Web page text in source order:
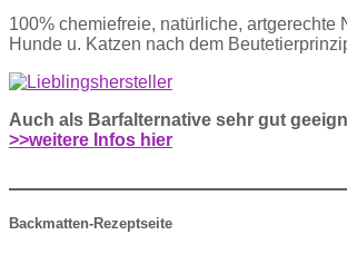
100% chemiefreie, natürliche, artgerechte
Hunde u. Katzen nach dem
Auch als Barfalternative sehr gut
>>weitere Infos hier
Backmatten-Rezeptseite